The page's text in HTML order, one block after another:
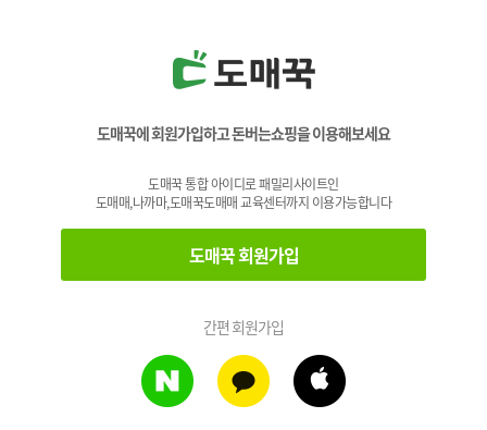
도매꾹에 회원가입하고 돈버는쇼핑을 이용해보세요
도매꾹 통합 아이디로 패밀리사이트인
도매매,나까마,도매꾹도매매 교육센터까지 이용가능합니다
도매꾹 회원가입
간편 회원가입